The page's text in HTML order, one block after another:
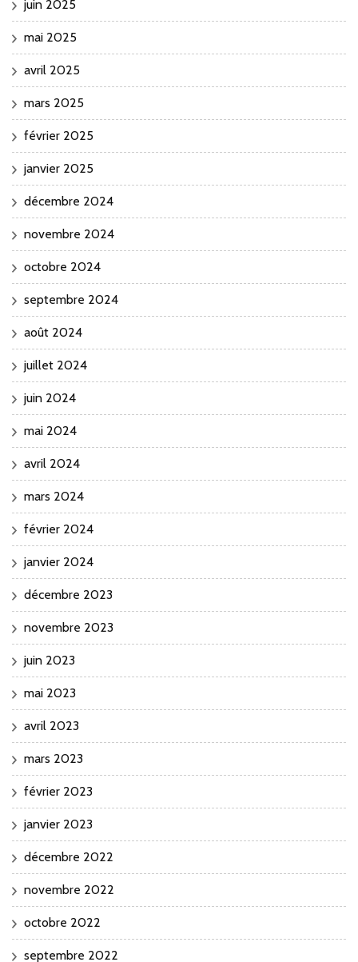
juin 2025
mai 2025
avril 2025
mars 2025
février 2025
janvier 2025
décembre 2024
novembre 2024
octobre 2024
septembre 2024
août 2024
juillet 2024
juin 2024
mai 2024
avril 2024
mars 2024
février 2024
janvier 2024
décembre 2023
novembre 2023
juin 2023
mai 2023
avril 2023
mars 2023
février 2023
janvier 2023
décembre 2022
novembre 2022
octobre 2022
septembre 2022